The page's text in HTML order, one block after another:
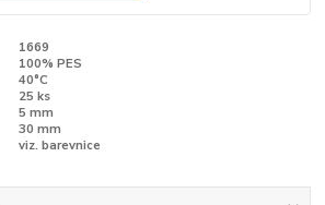
1669
100% PES
40°C
25 ks
5 mm
30 mm
viz. barevnice